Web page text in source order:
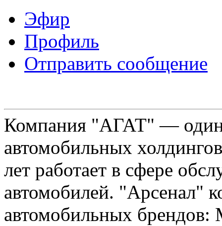
Эфир
Профиль
Отправить сообщение
Компания "АГАТ" —
автомобильных
лет работает в сфере
автомобилей. "Арсенал"
автомобильных